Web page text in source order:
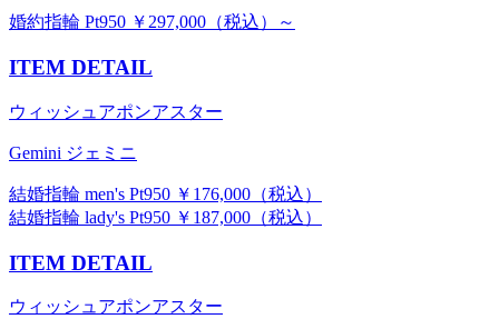
婚約指輪 Pt950 ￥297,000（税込）～
ITEM DETAIL
ウィッシュアポンアスター
Gemini ジェミニ
結婚指輪 men's Pt950 ￥176,000（税込）
結婚指輪 lady's Pt950 ￥187,000（税込）
ITEM DETAIL
ウィッシュアポンアスター